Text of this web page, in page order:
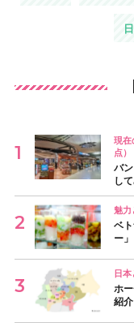
現在
点）
バ
し
魅力
ベ
ー
日
ホ
紹介